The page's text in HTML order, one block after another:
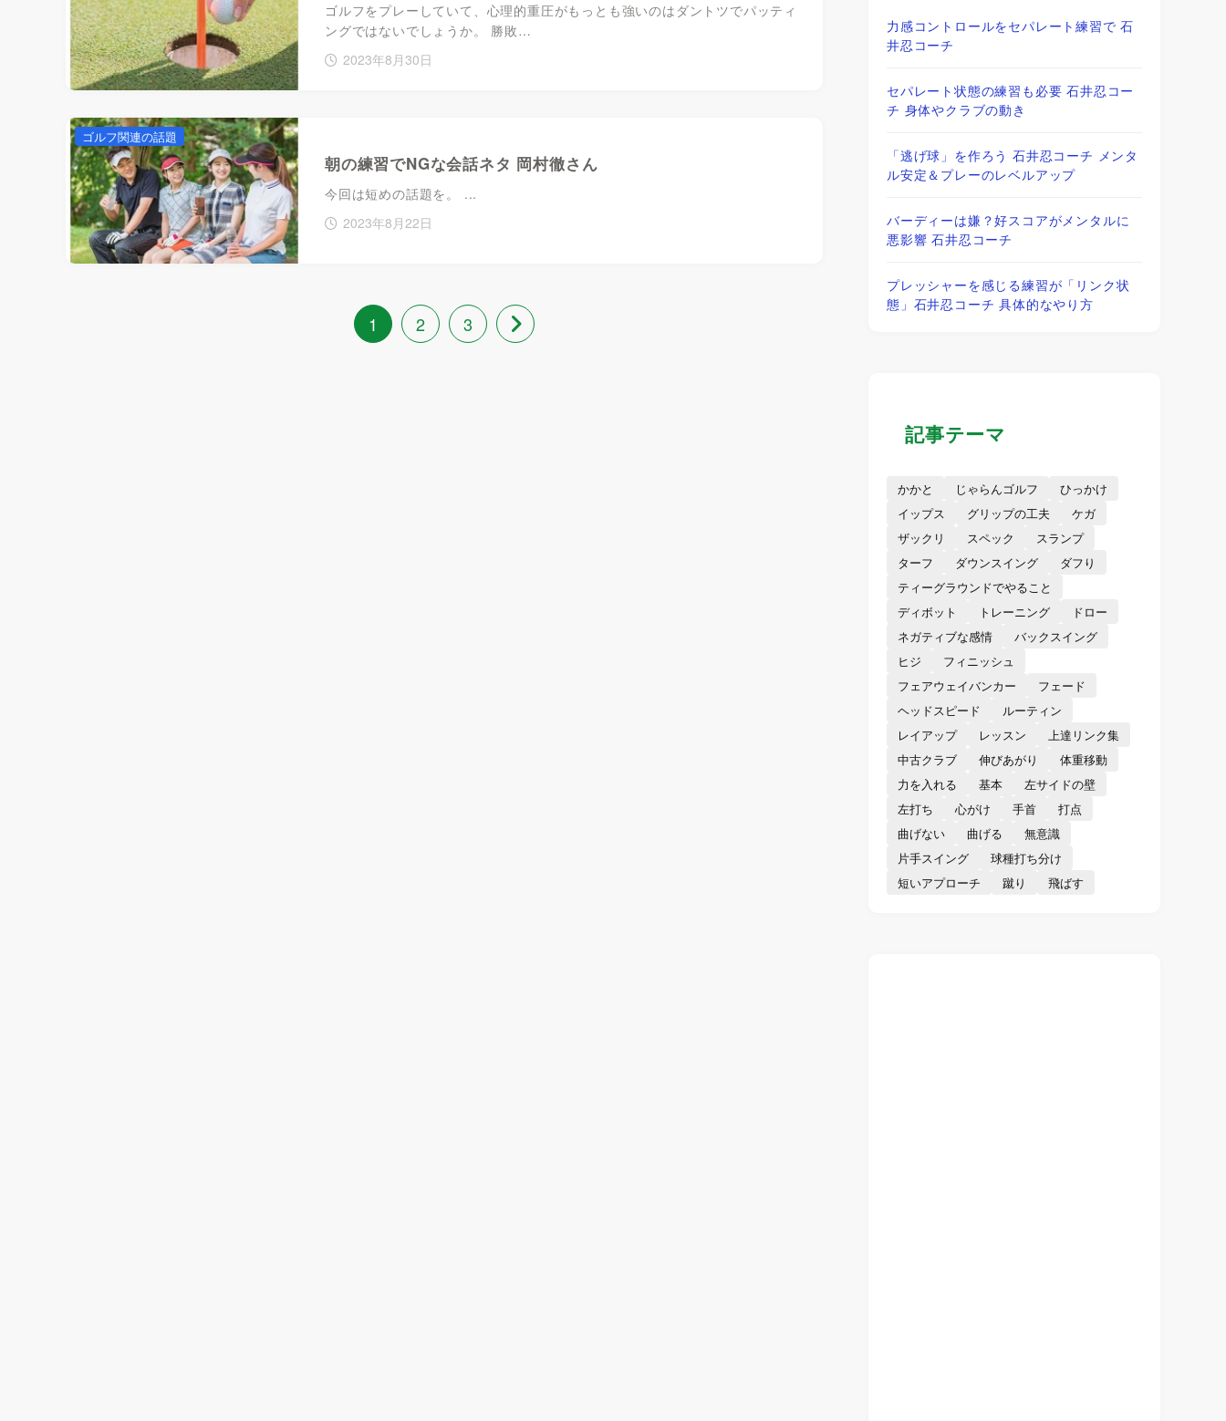
ゴルフをプレーしていて、心理的重圧がもっとも強いのはダントツでパッティ
ングではないでしょうか。 勝敗…
2023年8月30日
朝の練習でNGな会話ネタ 岡村徹さん
今回は短めの話題を。 ...
2023年8月22日
ゴルフ関連の話題
1 2 3
力感コントロールをセパレート練習で 石
井忍コーチ
セパレート状態の練習も必要 石井忍コー
チ 身体やクラブの動き
「逃げ球」を作ろう 石井忍コーチ メンタ
ル安定＆プレーのレベルアップ
バーディーは嫌？好スコアがメンタルに
悪影響 石井忍コーチ
プレッシャーを感じる練習が「リンク状
態」石井忍コーチ 具体的なやり方
記事テーマ
かかと じゃらんゴルフ
ひっかけ
イップス
グリップの工夫
ケガ
ザックリ
スペック
スランプ
ターフ
ダウンスイング
ダフり
ティーグラウンドでやること
ディボット
トレーニング
ドロー
ネガティブな感情
バックスイング
ヒジ
フィニッシュ
フェアウェイバンカー
フェード
ヘッドスピード
ルーティン
レイアップ
レッスン
上達リンク集
中古クラブ
伸びあがり
体重移動
力を入れる
基本
左サイドの壁
左打ち
心がけ 手首
打点
曲げない
曲げる
無意識
片手スイング
球種打ち分け
短いアプローチ
蹴り 飛ばす